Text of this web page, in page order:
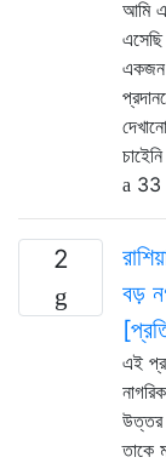
আমি
একজন
33
2
বড়
এই
উত্তর
তাকে